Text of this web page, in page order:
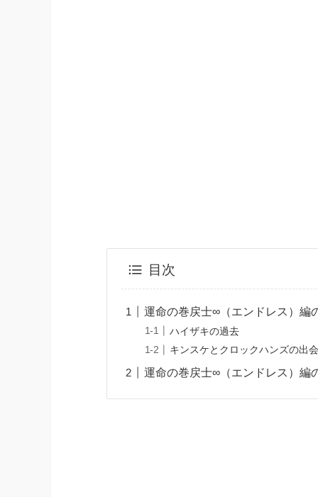
目次
運命の巻戻士∞（エンドレス）編
ハイザキの過去
キンスケとクロックハンズの出
運命の巻戻士∞（エンドレス）編